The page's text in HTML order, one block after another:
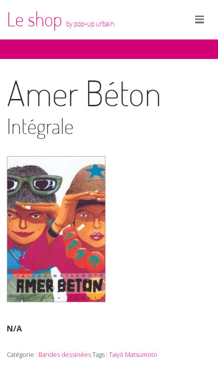
Le shop by pop-up urbain
Amer Béton
Intégrale
N/A
Catégorie : Bandes dessinéesTags : Taiyō Matsumoto